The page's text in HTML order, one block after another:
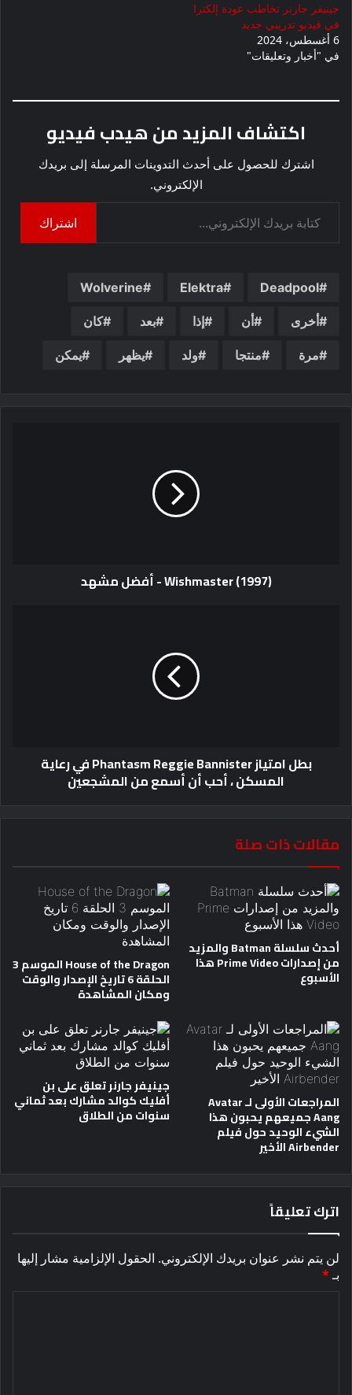
جينيفر جارنر تخاطب عودة إلكترا
في فيديو تدريبي جديد
6 أغسطس، 2024
في "أخبار وتعليقات"
اكتشاف المزيد من هيدب فيديو
اشترك للحصول على أحدث التدوينات المرسلة إلى بريدك
الإلكتروني.
اشتراك
Deadpool
Elektra
Wolverine
أخرى أن إذا بعد كان
مرة منتجا ولد يظهر يمكن
Wishmaster (1997) - أفضل مشهد
بطل امتياز Phantasm Reggie Bannister في رعاية
المسكن ، أحب أن أسمع من المشجعين
مقالات ذات صلة
أحدث سلسلة Batman والمزيد
من إصدارات Prime Video هذا
الأسبوع
House of the Dragon الموسم 3
الحلقة 6 تاريخ الإصدار والوقت
ومكان المشاهدة
المراجعات الأولى لـ Avatar
Aang جميعهم يحبون هذا
الشيء الوحيد حول فيلم
Airbender الأخير
جينيفر جارنر تعلق على بن
أفليك كوالد مشارك بعد ثماني
سنوات من الطلاق
اترك تعليقاً
لن يتم نشر عنوان بريدك الإلكتروني. الحقول الإلزامية مشار إليها
بـ*